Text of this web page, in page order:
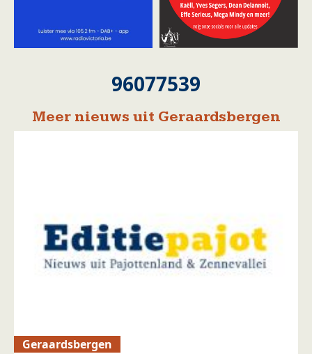
96077539
Meer nieuws uit Geraardsbergen
Geraardsbergen